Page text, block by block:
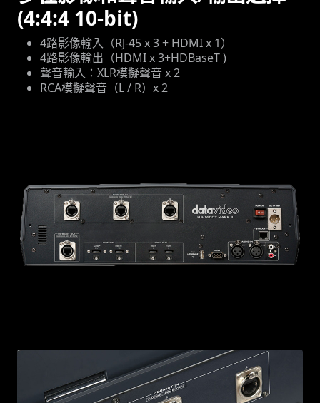
(4:4:4 10-bit)
4路影像輸入（RJ-45 x 3 + HDMI x 1）
4路影像輸出（HDMI x 3+HDBaseT )
聲音輸入：XLR模擬聲音 x 2
RCA模擬聲音（L / R）x 2